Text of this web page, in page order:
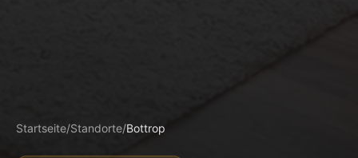
Startseite/Standorte/Bottrop